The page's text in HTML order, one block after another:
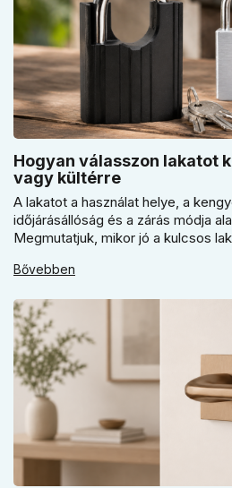
Hogyan válasszon lakatot
vagy kültérre
A lakatot a használat helye, a
időjárásállóság és a zárás módja
Megmutatjuk, mikor jó a kulcsos
érdemes kapuhoz, pincéhez vagy
Bővebben